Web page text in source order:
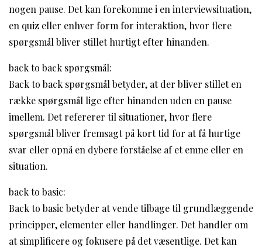
nogen pause. Det kan forekomme i en interviewsituation,
en quiz eller enhver form for interaktion, hvor flere
spørgsmål bliver stillet hurtigt efter hinanden.
back to back spørgsmål:
Back to back spørgsmål betyder, at der bliver stillet en
række spørgsmål lige efter hinanden uden en pause
imellem. Det refererer til situationer, hvor flere
spørgsmål bliver fremsagt på kort tid for at få hurtige
svar eller opnå en dybere forståelse af et emne eller en
situation.
back to basic:
Back to basic betyder at vende tilbage til grundlæggende
principper, elementer eller handlinger. Det handler om
at simplificere og fokusere på det væsentlige. Det kan